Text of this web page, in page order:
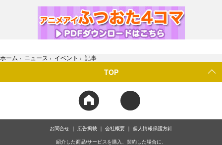
ホーム › ニュース › イベント › 記事
TOP
お問合せ 広告掲載 会社概要 個人情報保護方針
紹介した商品/サービスを購入、契約した場合に、